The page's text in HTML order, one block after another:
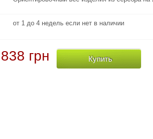
от 1 до 4 недель если нет в наличии
838 грн Купить